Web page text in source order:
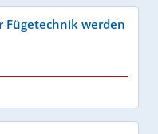
Fügetechnik werden